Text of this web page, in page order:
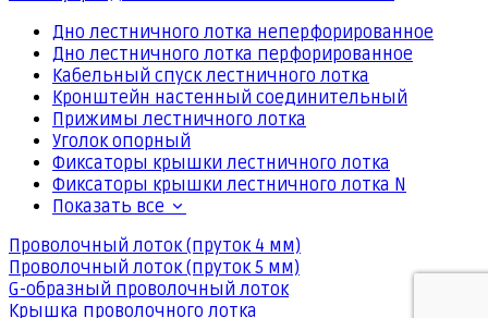
Дно лестничного лотка неперфорированное
Дно лестничного лотка перфорированное
Кабельный спуск лестничного лотка
Кронштейн настенный соединительный
Прижимы лестничного лотка
Уголок опорный
Фиксаторы крышки лестничного лотка
Фиксаторы крышки лестничного лотка N
Показать все
Проволочный лоток (пруток 4 мм)
Проволочный лоток (пруток 5 мм)
G-образный проволочный лоток
Крышка проволочного лотка